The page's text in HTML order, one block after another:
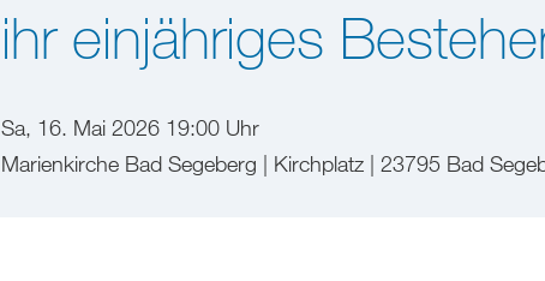
ihr einjähriges
Sa, 16. Mai 2026 19:00 Uhr
Marienkirche Bad Segeberg | Kirchplatz | 23795 Bad